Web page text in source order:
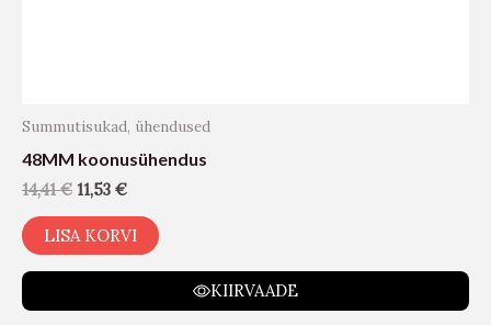
Summutisukad, ühendused
48MM koonusühendus
14,41€ 11,53 €
LISA KORVI
KIIRVAADE